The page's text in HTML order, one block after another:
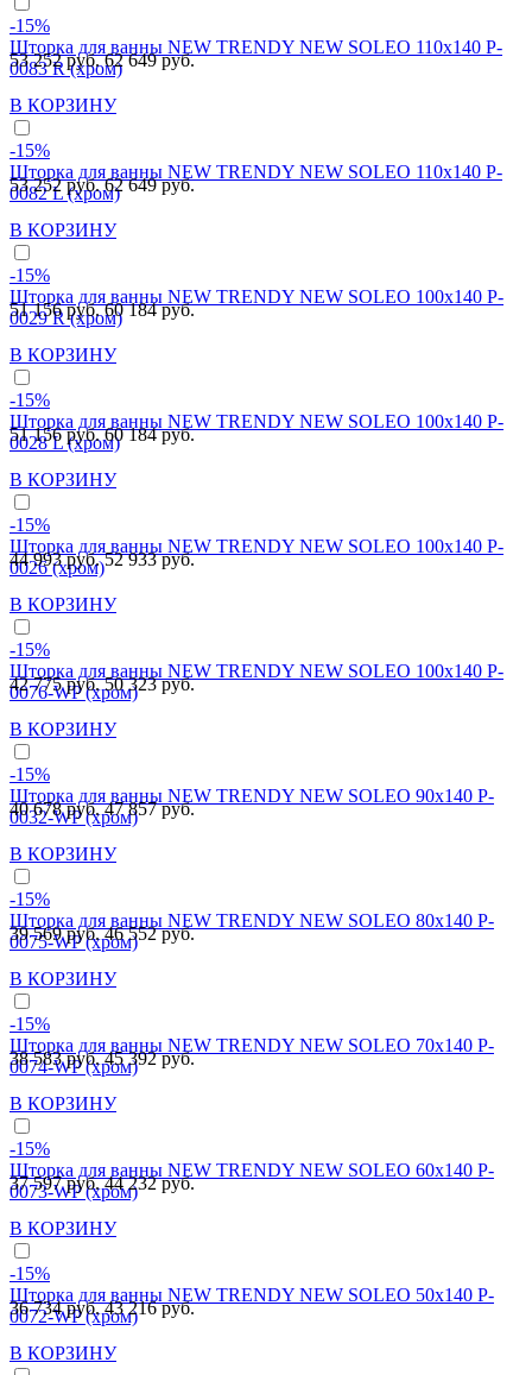
-15%
Шторка для ванны NEW TRENDY NEW SOLEO 110x140 P-
0083 R (хром)
53 252 руб.62 649 руб.
В КОРЗИНУ
-15%
Шторка для ванны NEW TRENDY NEW SOLEO 110x140 P-
0082 L (хром)
53 252 руб.62 649 руб.
В КОРЗИНУ
-15%
Шторка для ванны NEW TRENDY NEW SOLEO 100x140 P-
0029 R (хром)
51 156 руб.60 184 руб.
В КОРЗИНУ
-15%
Шторка для ванны NEW TRENDY NEW SOLEO 100x140 P-
0028 L (хром)
51 156 руб.60 184 руб.
В КОРЗИНУ
-15%
Шторка для ванны NEW TRENDY NEW SOLEO 100x140 P-
0026 (хром)
44 993 руб.52 933 руб.
В КОРЗИНУ
-15%
Шторка для ванны NEW TRENDY NEW SOLEO 100x140 P-
0076-WP (хром)
42 775 руб.50 323 руб.
В КОРЗИНУ
-15%
Шторка для ванны NEW TRENDY NEW SOLEO 90x140 P-
0032-WP (хром)
40 678 руб.47 857 руб.
В КОРЗИНУ
-15%
Шторка для ванны NEW TRENDY NEW SOLEO 80x140 P-
0075-WP (хром)
39 569 руб.46 552 руб.
В КОРЗИНУ
-15%
Шторка для ванны NEW TRENDY NEW SOLEO 70x140 P-
0074-WP (хром)
38 583 руб.45 392 руб.
В КОРЗИНУ
-15%
Шторка для ванны NEW TRENDY NEW SOLEO 60x140 P-
0073-WP (хром)
37 597 руб.44 232 руб.
В КОРЗИНУ
-15%
Шторка для ванны NEW TRENDY NEW SOLEO 50x140 P-
0072-WP (хром)
36 734 руб.43 216 руб.
В КОРЗИНУ